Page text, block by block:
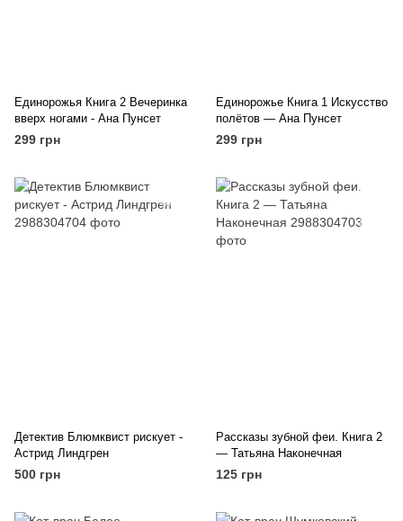
Единорожья Книга 2 Вечеринка
вверх ногами - Ана Пунсет
299 грн
Единорожье Книга 1 Искусство
полётов — Ана Пунсет
299 грн
Детектив Блюмквист рискует -
Астрид Линдгрен
500 грн
Рассказы зубной феи. Книга 2
— Татьяна Наконечная
125 грн